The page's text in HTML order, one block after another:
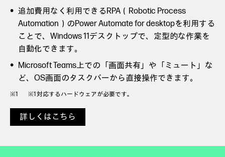
追加費用なく利用できるRPA（Robotic Process
Automation）のPower Automate for desktopを利用する
ことで、Windows 11デスクトップで、定型的な作業を
自動化できます。
Microsoft Teams上での「画面共有」や「ミュート」な
ど、OS画面のタスクバーから直接操作できます。
※1 対応するハードウェアが必要です。
詳しくはこちら